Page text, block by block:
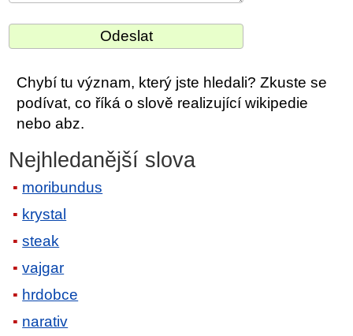
Chybí tu význam, který jste hledali? Zkuste se
podívat, co říká o slově realizující wikipedie
nebo abz.
Nejhledanější slova
moribundus
krystal
steak
vajgar
hrdobce
narativ